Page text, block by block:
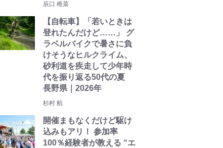
辰口 稚菜
【自転車】「若いときは
登れたんだけど……」 グ
ラベルバイクで暑さに負
けそうなヒルクライム、
砂利道を疾走して少年時
代を振り返る50代の夏
長野県｜2026年
杉村 航
開催まもなくだけど駆け
込みもアリ！ 参加率
100％経験者が教える “エ